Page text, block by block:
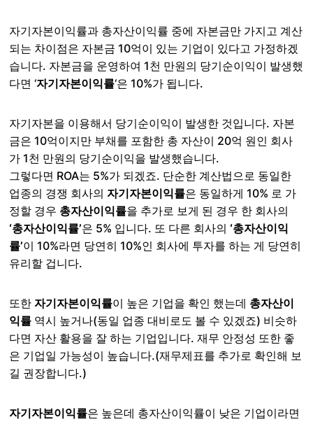
자기자본이익률과 총자산이익률 중에 자본금만 가지고 계산
되는 차이점은 자본금 10억이 있는 기업이 있다고 가정하겠
습니다. 자본금을 운영하여 1천 만원의 당기순이익이 발생했
다면 ‘자기자본이익률‘은 10%가 됩니다.
자기자본을 이용해서 당기순이익이 발생한 것입니다. 자본
금은 10억이지만 부채를 포함한 총 자산이 20억 원인 회사
가 1천 만원의 당기순이익을 발생했습니다.
그렇다면 ROA는 5%가 되겠죠. 단순한 계산법으로 동일한
업종의 경쟁 회사의자기자본이익률은 동일하게 10% 로 가
정할 경우 총자산이익률을 추가로 보게 된 경우 한 회사의
‘총자산이익률’은 5% 입니다. 또 다른 회사의‘총자산이익
률’이 10%라면 당연히 10%인 회사에 투자를 하는 게 당연히
유리할 겁니다.
또한자기자본이익률이 높은 기업을 확인 했는데 총자산이
익률 역시 높거나(동일 업종 대비로도 볼 수 있겠죠) 비슷하
다면 자산 활용을 잘 하는 기업입니다. 재무 안정성 또한 좋
은 기업일 가능성이 높습니다.(재무제표를 추가로 확인해 보
길 권장합니다.)
자기자본이익률은 높은데 총자산이익률이 낮은 기업이라면